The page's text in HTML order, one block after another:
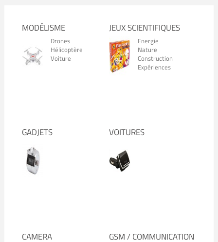
MODÉLISME
Drones
Hélicoptère
Voiture
JEUX SCIENTIFIQUES
Energie
Nature
Construction
Expériences
GADJETS VOITURES
CAMERA GSM / COMMUNICATION